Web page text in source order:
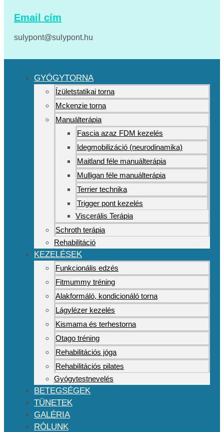
Email cím
sulypont@sulypont.hu
GYÓGYTORNA
Ízületstatikai torna
Mckenzie torna
Manuálterápia
Fascia azaz FDM kezelés
Idegmobilizáció (neurodinamika)
Maitland féle manuálterápia
Mulligan féle manuálterápia
Terrier technika
Trigger pont kezelés
Viscerális Terápia
Schroth terápia
Rehabilitáció
KEZELÉSEK
Funkcionális edzés
Fitmummy tréning
Alakformáló, kondicionáló torna
Lágylézer kezelés
Kismama és terhestorna
Otago tréning
Rehabilitációs jóga
Rehabilitációs pilates
Gyógytestnevelés
BETEGSÉGEK
TÜNETEK
GALÉRIA
RÓLUNK